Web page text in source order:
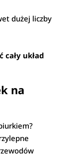
dużej liczby
układ
na